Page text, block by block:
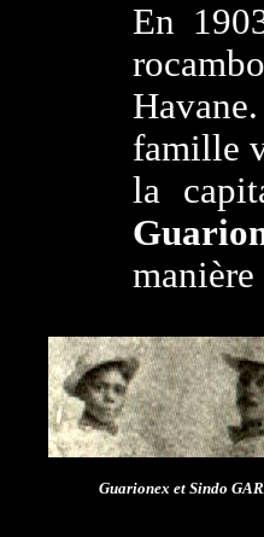
En
famille
la
Guarionex et Sindo